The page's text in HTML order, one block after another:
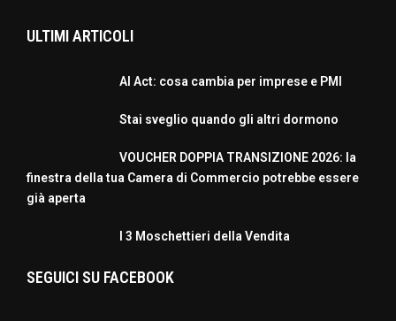
ULTIMI ARTICOLI
AI Act: cosa cambia per imprese e PMI
Stai sveglio quando gli altri dormono
VOUCHER DOPPIA TRANSIZIONE 2026: la
finestra della tua Camera di Commercio potrebbe essere
già aperta
I 3 Moschettieri della Vendita
SEGUICI SU FACEBOOK